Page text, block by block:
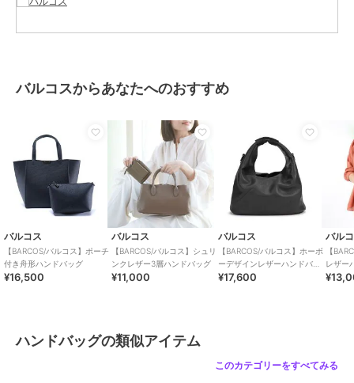
本革/中（幅21～30cm以下）
ライフスタイル/セレモニー・入
学式・卒業式/ブラックフォーマ
ル（礼装・喪服）/ 2WAY以上
バルコスからあなたへのおすすめ
バルコス
【BARCOS/バルコス】ポーチ
付き舟形ハンドバッグ
¥16,500
バルコス
【BARCOS/バルコス】シュリ
ンクレザー3層ハンドバッグ
¥11,000
バルコス
【BARCOS/バルコス】ホーボ
ーデザインレザーハンドバッ
グ
¥17,600
バル
【
レザー
ハンドバッグの類似アイテム
このカテゴリーをすべてみる